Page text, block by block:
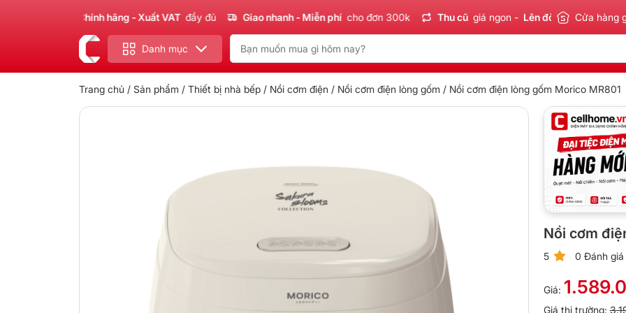
Chính hãng - Xuất VAT đầy đủ Giao nhanh - Miễn phí cho đơn 300k Thu cũ giá ngon - Lên đời tiết kiệm Sản
Cửa hàng
Danh mục
Trang chủ / Sản phẩm / Thiết bị nhà bếp/ Nồi cơm điện / Nồi cơm điện lòng gốm / Nồi cơm điện lòng gốm Morico MR801
Nồi cơm
5 0 Đánh giá
Giá:
Giá thị trường: